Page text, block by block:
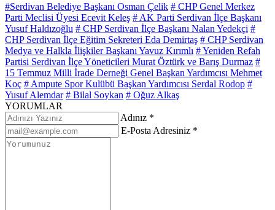
#Serdivan Belediye Başkanı Osman Çelik # CHP Genel Merkez
Parti Meclisi Üyesi Ecevit Keleş # AK Parti Serdivan İlçe Başkanı
Yusuf Haldızoğlu # CHP Serdivan İlçe Başkanı Nalan Yedekçi #
CHP Serdivan İlçe Eğitim Sekreteri Eda Demirtaş # CHP Serdivan
Medya ve Halkla İlişkiler Başkanı Yavuz Kırımlı # Yeniden Refah
Partisi Serdivan İlçe Yöneticileri Murat Öztürk ve Barış Durmaz #
15 Temmuz Milli İrade Derneği Genel Başkan Yardımcısı Mehmet
Koç # Ampute Spor Kulübü Başkan Yardımcısı Serdal Rodop #
Yusuf Alemdar # Bilal Soykan # Oğuz Alkaş
YORUMLAR
Adınız *
E-Posta Adresiniz *